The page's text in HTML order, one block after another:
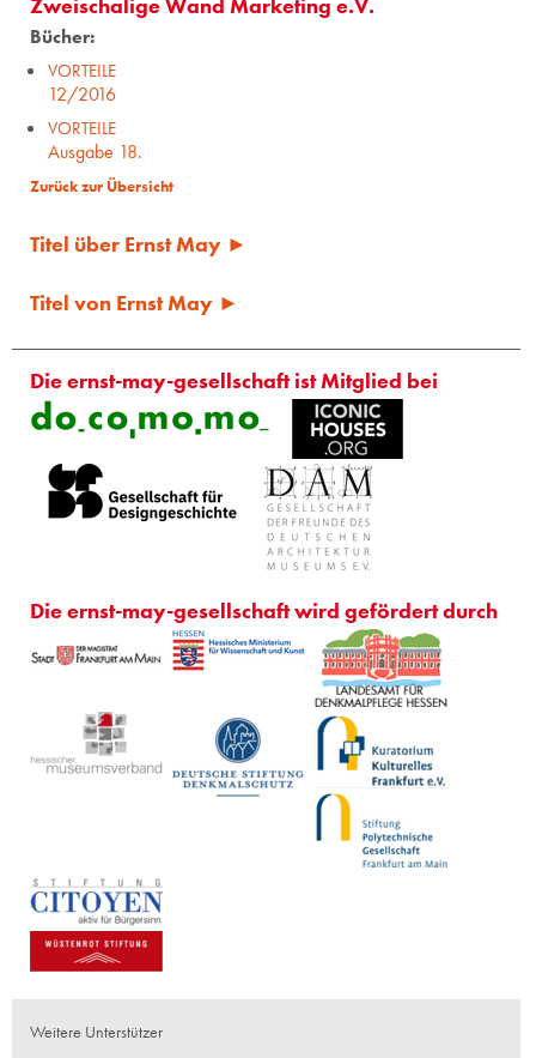
Bücher:
VORTEILE
12/2016
VORTEILE
Ausgabe 18.
Zurück zur Übersicht
Titel über Ernst May ►
Titel von Ernst May ►
Die ernst-may-gesellschaft ist Mitglied bei
Die ernst-may-gesellschaft wird gefördert durch
Weitere Unterstützer